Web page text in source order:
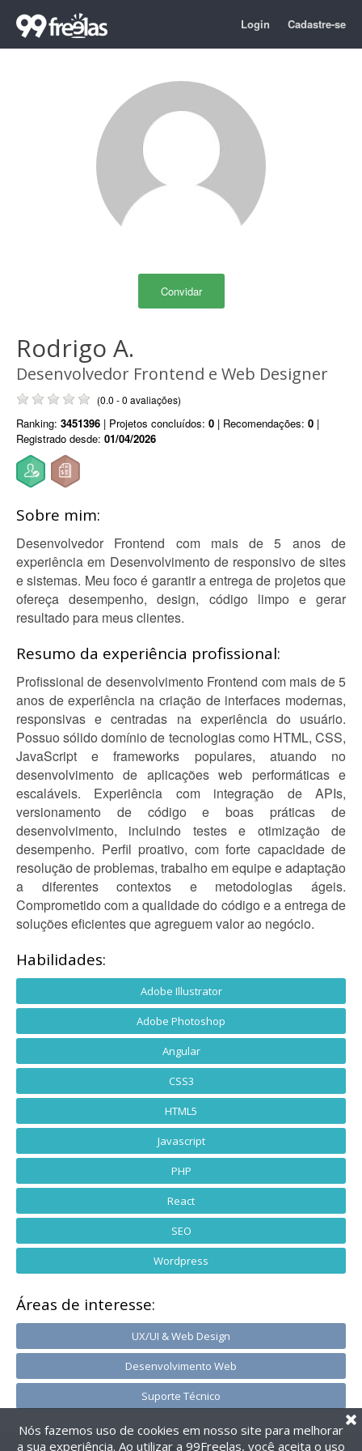
Login Cadastre-se
Convidar
Rodrigo A.
Desenvolvedor Frontend e Web Designer
(0.0 - 0 avaliações)
Ranking: 3451396 | Projetos concluídos: 0 | Recomendações: 0 |
Registrado desde: 01/04/2026
Sobre mim:
Desenvolvedor Frontend com mais de 5 anos de
experiência em Desenvolvimento de responsivo de sites
e sistemas. Meu foco é garantir a entrega de projetos que
ofereça desempenho, design, código limpo e gerar
resultado para meus clientes.
Resumo da experiência profissional:
Profissional de desenvolvimento Frontend com mais de 5
anos de experiência na criação de interfaces modernas,
responsivas e centradas na experiência do usuário.
Possuo sólido domínio de tecnologias como HTML, CSS,
JavaScript e frameworks populares, atuando no
desenvolvimento de aplicações web performáticas e
escaláveis. Experiência com integração de APIs,
versionamento de código e boas práticas de
desenvolvimento, incluindo testes e otimização de
desempenho. Perfil proativo, com forte capacidade de
resolução de problemas, trabalho em equipe e adaptação
a diferentes contextos e metodologias ágeis.
Comprometido com a qualidade do código e a entrega de
soluções eficientes que agreguem valor ao negócio.
Habilidades:
Adobe Illustrator
Adobe Photoshop
Angular
CSS3
HTML5
Javascript
PHP
React
SEO
Wordpress
Áreas de interesse:
UX/UI & Web Design
Desenvolvimento Web
Suporte Técnico
Nós fazemos uso de cookies em nosso site para melhorar
a sua experiência. Ao utilizar a 99Freelas, você aceita o uso